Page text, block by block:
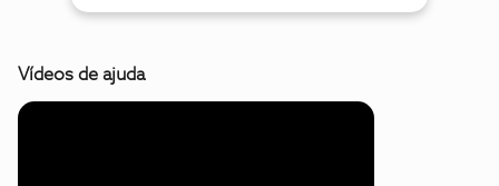
Vídeos de ajuda